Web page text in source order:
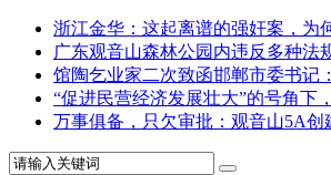
浙江金华：这起离谱的强奸案，为
广东观音山森林公园内违反多种法
馆陶乞业家二次致函邯郸市委书记
“促进民营经济发展壮大”的号角下
万事俱备，只欠审批：观音山5A创